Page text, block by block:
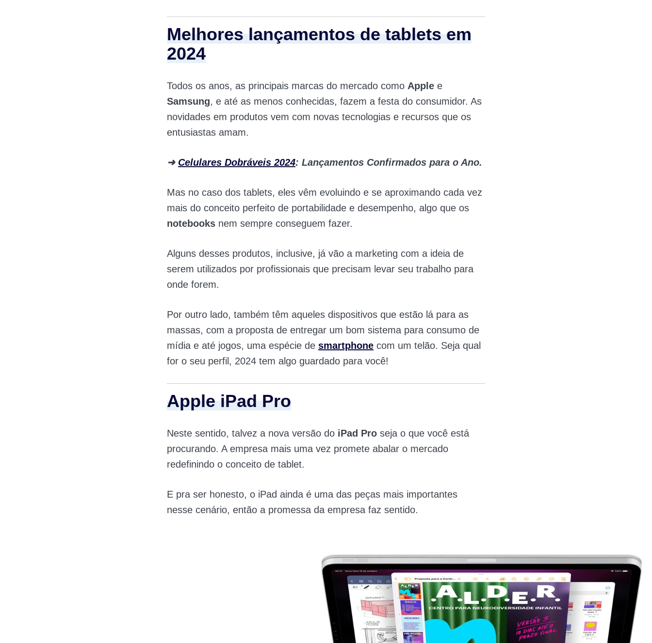
Melhores lançamentos de tablets em
2024
Todos os anos, as principais marcas do mercado como Apple e
Samsung, e até as menos conhecidas, fazem a festa do consumidor. As
novidades em produtos vem com novas tecnologias e recursos que os
entusiastas amam.
➜ Celulares Dobráveis 2024: Lançamentos Confirmados para o Ano.
Mas no caso dos tablets, eles vêm evoluindo e se aproximando cada vez
mais do conceito perfeito de portabilidade e desempenho, algo que os
notebooks nem sempre conseguem fazer.
Alguns desses produtos, inclusive, já vão a marketing com a ideia de
serem utilizados por profissionais que precisam levar seu trabalho para
onde forem.
Por outro lado, também têm aqueles dispositivos que estão lá para as
massas, com a proposta de entregar um bom sistema para consumo de
mídia e até jogos, uma espécie de smartphone com um telão. Seja qual
for o seu perfil, 2024 tem algo guardado para você!
Apple iPad Pro
Neste sentido, talvez a nova versão do iPad Pro seja o que você está
procurando. A empresa mais uma vez promete abalar o mercado
redefinindo o conceito de tablet.
E pra ser honesto, o iPad ainda é uma das peças mais importantes
nesse cenário, então a promessa da empresa faz sentido.